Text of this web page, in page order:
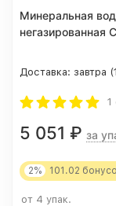
Минеральная
Доставка: завтра
1
5 051 ₽ за
2% 101.02
от 4 упак.